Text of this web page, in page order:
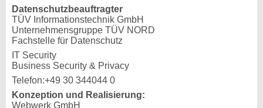
Datenschutzbeauftragter
TÜV Informationstechnik GmbH
Unternehmensgruppe TÜV NORD
Fachstelle für Datenschutz
IT Security
Business Security & Privacy
Telefon:+49 30 344044 0
Konzeption und Realisierung:
Webwerk GmbH